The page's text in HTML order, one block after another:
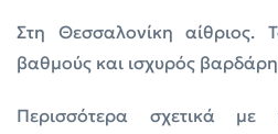
Στη Θεσσαλονίκη αίθριος.
βαθμούς και ισχυρός
Περισσότερα σχετικά